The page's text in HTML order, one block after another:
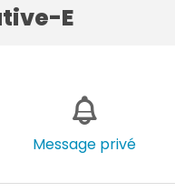
E
Message privé